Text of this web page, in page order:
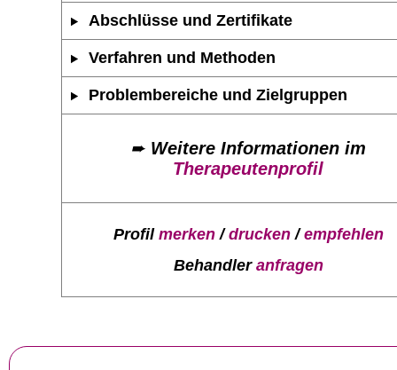
Abschlüsse und Zertifikate
Verfahren und Methoden
Problembereiche und Zielgruppen
➨ Weitere Informationen im
Therapeutenprofil
Profil merken/drucken/empfehlen
Behandler anfragen